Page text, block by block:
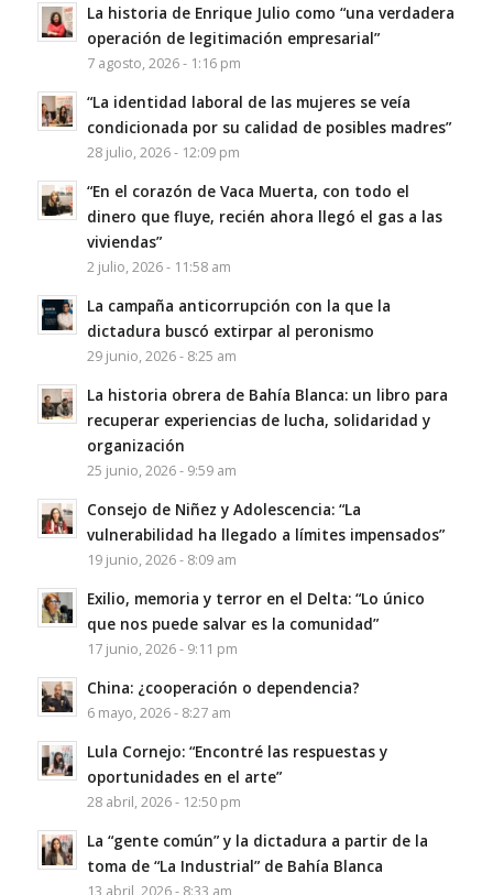
La historia de Enrique Julio como “una verdadera
operación de legitimación empresarial”
7 agosto, 2026 - 1:16 pm
“La identidad laboral de las mujeres se veía
condicionada por su calidad de posibles madres”
28 julio, 2026 - 12:09 pm
“En el corazón de Vaca Muerta, con todo el
dinero que fluye, recién ahora llegó el gas a las
viviendas”
2 julio, 2026 - 11:58 am
La campaña anticorrupción con la que la
dictadura buscó extirpar al peronismo
29 junio, 2026 - 8:25 am
La historia obrera de Bahía Blanca: un libro para
recuperar experiencias de lucha, solidaridad y
organización
25 junio, 2026 - 9:59 am
Consejo de Niñez y Adolescencia: “La
vulnerabilidad ha llegado a límites impensados”
19 junio, 2026 - 8:09 am
Exilio, memoria y terror en el Delta: “Lo único
que nos puede salvar es la comunidad”
17 junio, 2026 - 9:11 pm
China: ¿cooperación o dependencia?
6 mayo, 2026 - 8:27 am
Lula Cornejo: “Encontré las respuestas y
oportunidades en el arte”
28 abril, 2026 - 12:50 pm
La “gente común” y la dictadura a partir de la
toma de “La Industrial” de Bahía Blanca